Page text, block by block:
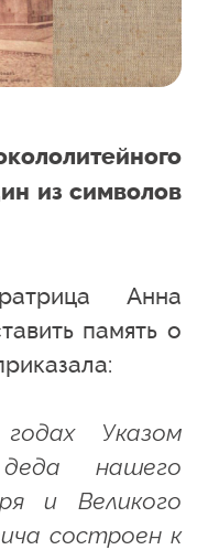
из символов
Анна
память о
Указом
нашего
и Великого
состроен к